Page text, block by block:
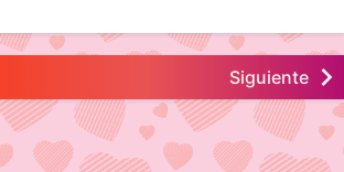
Siguiente